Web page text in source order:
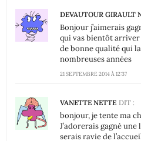
DEVAUTOUR GIRAULT
21 SEPTEMBRE 2014 À 12:37
Bonjour j’aimerais
qui vas bientôt arriver
de bonne qualité qui
nombreuses années
VANETTE NETTE DIT :
bonjour, je tente ma
J’adorerais gagné
serais ravie de